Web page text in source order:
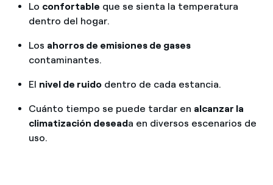
Lo confortable que se sienta la temperatura
dentro del hogar.
Los ahorros de emisiones de gases
contaminantes.
El nivel de ruidodentro de cada estancia.
Cuánto tiempo se puede tardar en alcanzar la
climatización deseada en diversos escenarios de
uso.